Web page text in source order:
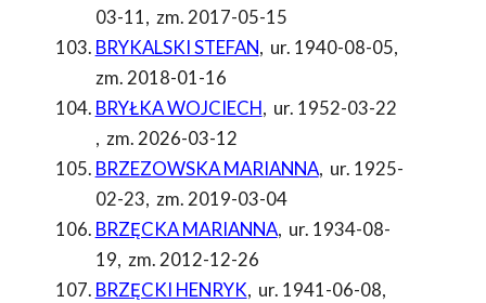
03-11, zm. 2017-05-15
BRYKALSKI STEFAN, ur. 1940-08-05,
zm. 2018-01-16
BRYŁKA WOJCIECH, ur. 1952-03-22
, zm. 2026-03-12
BRZEZOWSKA MARIANNA, ur. 1925-
02-23, zm. 2019-03-04
BRZĘCKA MARIANNA, ur. 1934-08-
19, zm. 2012-12-26
BRZĘCKI HENRYK, ur. 1941-06-08,